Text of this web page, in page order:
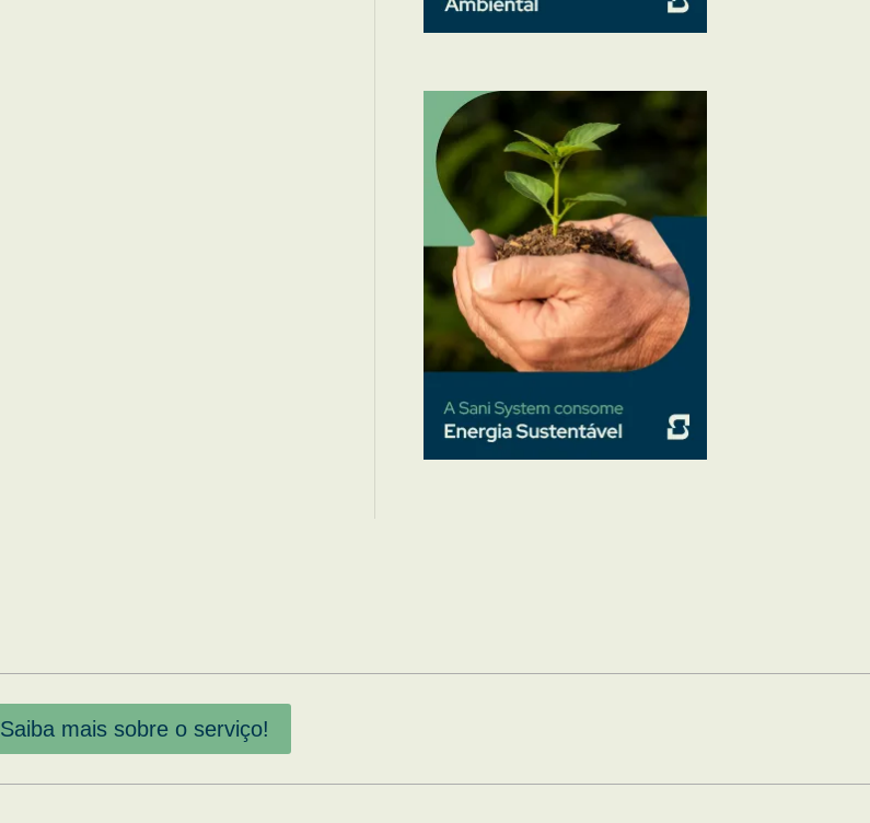
Saiba mais sobre o serviço!